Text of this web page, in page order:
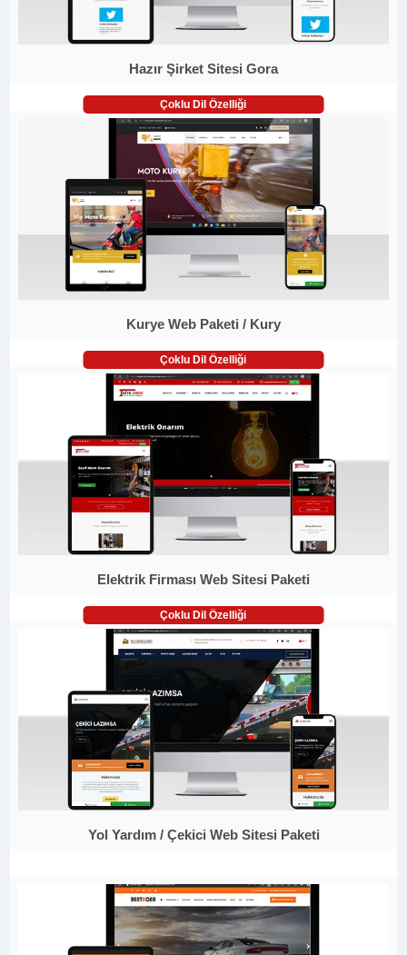
Hazır Şirket Sitesi Gora
Çoklu Dil Özelliği
Kurye Web Paketi / Kury
Çoklu Dil Özelliği
Elektrik Firması Web Sitesi Paketi
Çoklu Dil Özelliği
Yol Yardım / Çekici Web Sitesi Paketi